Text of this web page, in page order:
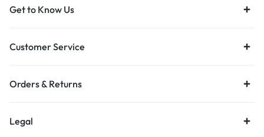
Get to Know Us
Customer Service
Orders & Returns
Legal